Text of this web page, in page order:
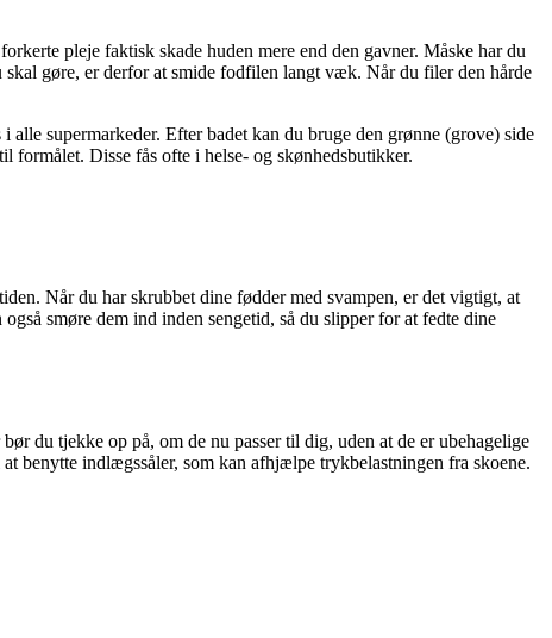
pleje faktisk skade huden mere end den gavner. Måske har du
gøre, er derfor at smide fodfilen langt væk. Når du filer den hårde
supermarkeder. Efter badet kan du bruge den grønne (grove) side
formålet. Disse fås ofte i helse- og skønhedsbutikker.
Når du har skrubbet dine fødder med svampen, er det vigtigt, at
smøre dem ind inden sengetid, så du slipper for at fedte dine
du tjekke op på, om de nu passer til dig, uden at de er ubehagelige
benytte indlægssåler, som kan afhjælpe trykbelastningen fra skoene.